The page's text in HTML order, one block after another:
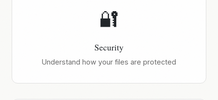
🔐
Security
Understand how your files are protected